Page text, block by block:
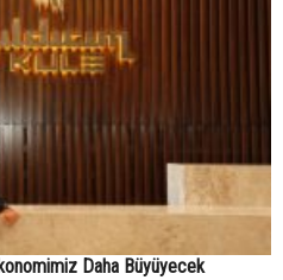
Daha Büyüyecek